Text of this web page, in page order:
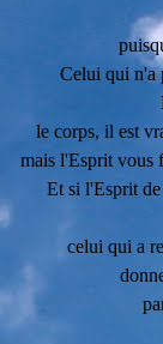
Celui qui n'a
le corps, il est
mais l'Esprit vous
Et si l'Esprit de
celui qui a